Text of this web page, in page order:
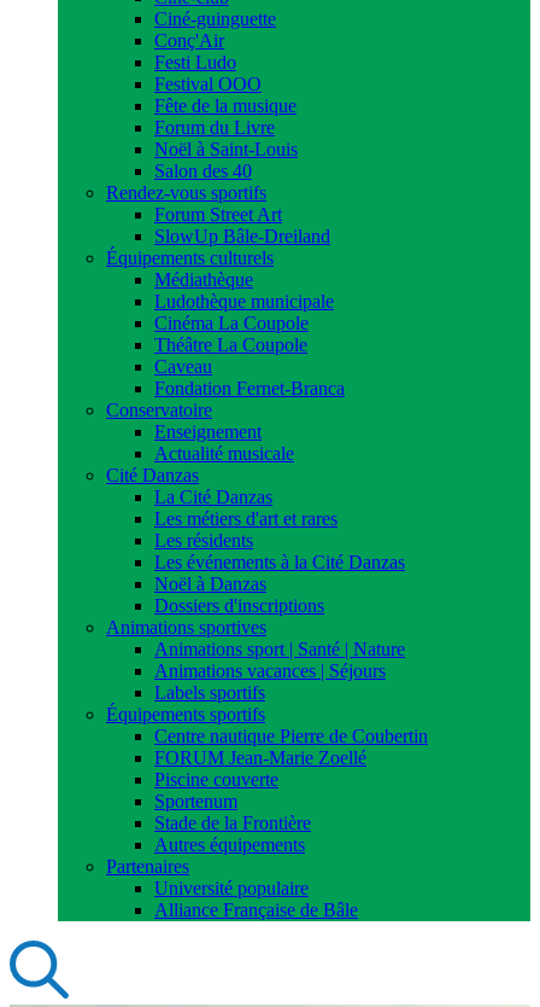
Ciné-guinguette
Conç'Air
Festi Ludo
Festival OOO
Fête de la musique
Forum du Livre
Noël à Saint-Louis
Salon des 40
Rendez-vous sportifs
Forum Street Art
SlowUp Bâle-Dreiland
Équipements culturels
Médiathèque
Ludothèque municipale
Cinéma La Coupole
Théâtre La Coupole
Caveau
Fondation Fernet-Branca
Conservatoire
Enseignement
Actualité musicale
Cité Danzas
La Cité Danzas
Les métiers d'art et rares
Les résidents
Les événements à la Cité Danzas
Noël à Danzas
Dossiers d'inscriptions
Animations sportives
Animations sport | Santé | Nature
Animations vacances | Séjours
Labels sportifs
Équipements sportifs
Centre nautique Pierre de Coubertin
FORUM Jean-Marie Zoellé
Piscine couverte
Sportenum
Stade de la Frontière
Autres équipements
Partenaires
Université populaire
Alliance Française de Bâle